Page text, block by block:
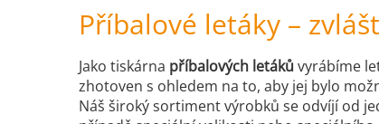
Příbalové letáky –
Jako tiskárna příbalových letáků vyrábíme
zhotoven s ohledem na to, aby jej bylo
Náš široký sortiment výrobků se odvíjí od